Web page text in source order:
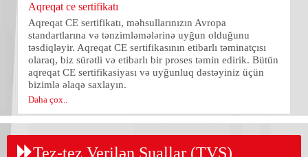
Aqreqat ce sertifikatı
Aqreqat CE sertifikatı, məhsullarınızın Avropa
standartlarına və tənzimləmələrinə uyğun olduğunu
təsdiqləyir. Aqreqat CE sertifikasının etibarlı təminatçısı
olaraq, biz sürətli və etibarlı bir proses təmin edirik. Bütün
aqreqat CE sertifikasiyası və uyğunluq dəstəyiniz üçün
bizimlə əlaqə saxlayın.
Daha çox..
Tez-tez Verilən Suallar (TVS)